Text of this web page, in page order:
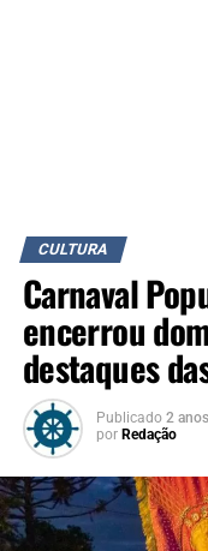
CULTURA
Carnaval
encerrou
destaques
Publicado 2
por Redação